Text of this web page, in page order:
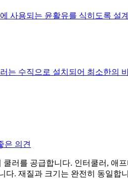
사용되는 윤활유를 식히도록 설
는 수직으로 설치되어 최소한의
은 의견
러를 공급합니다. 인터쿨러, 애
다. 재질과 크기는 완전히 동일합